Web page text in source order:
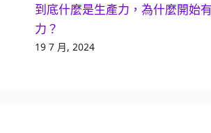
到底什麼是生產力，為什麼開始
力？
19 7 月, 2024